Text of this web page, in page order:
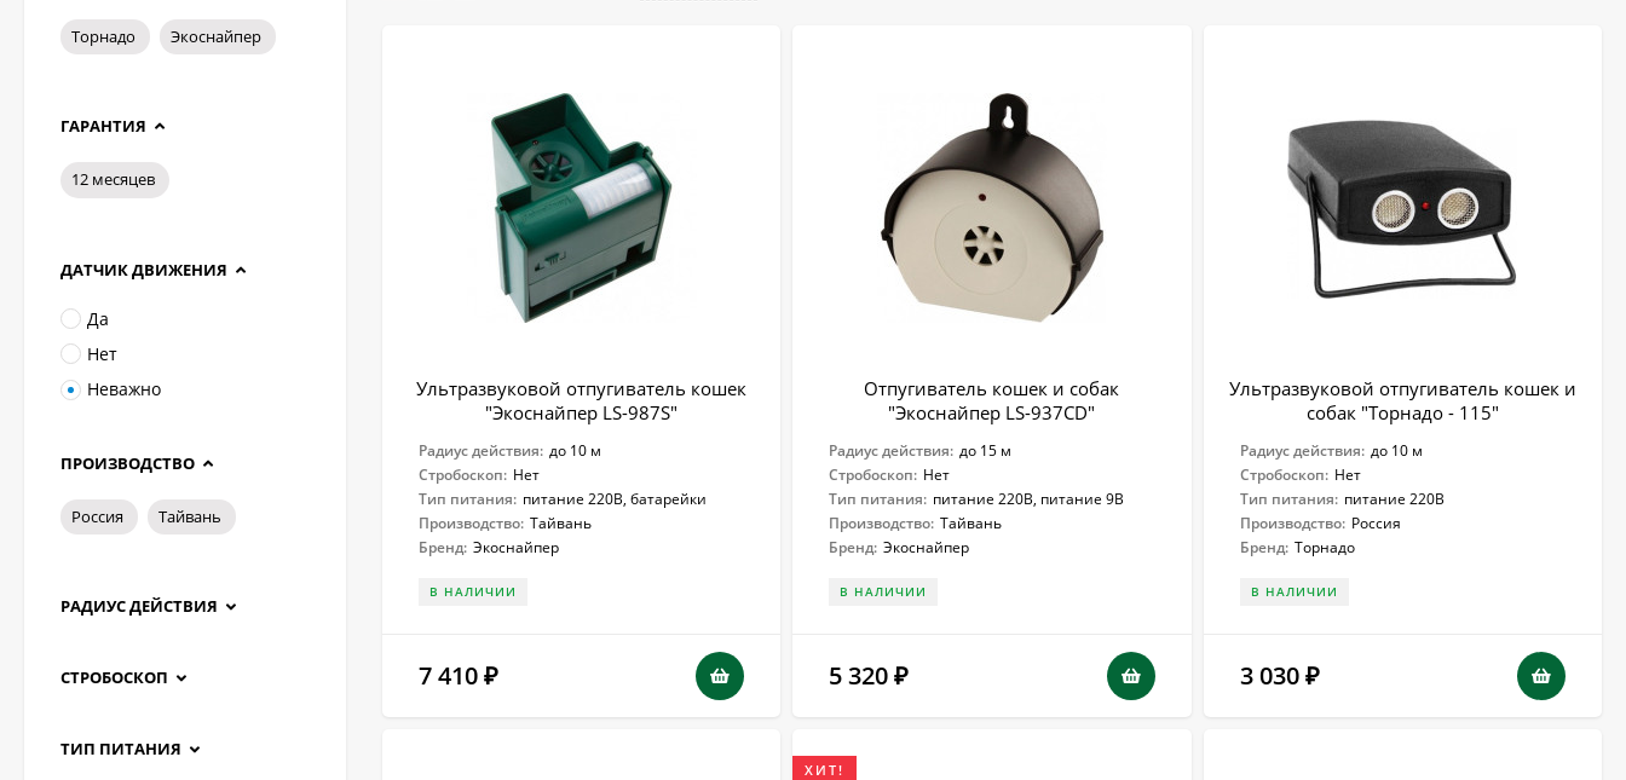
Ультразвуковой отпугиватель кошек
"Экоснайпер LS-987S"
Радиус действия: до 10 м
Стробоскоп: Нет
Тип питания: питание 220В, батарейки
Производство: Тайвань
Бренд: Экоснайпер
В НАЛИЧИИ
7 410 ₽
Отпугиватель кошек и собак
"Экоснайпер LS-937CD"
Радиус действия: до 15 м
Стробоскоп: Нет
Тип питания: питание 220В, питание 9В
Производство: Тайвань
Бренд: Экоснайпер
В НАЛИЧИИ
5 320₽
Ультразвуковой отпугиватель кошек и
собак "Торнадо - 115"
Радиус действия: до 10 м
Стробоскоп: Нет
Тип питания: питание 220В
Производство: Россия
Бренд: Торнадо
В НАЛИЧИИ
3 030 ₽
ХИТ!
Торнадо Экоснайпер
ГАРАНТИЯ
12 месяцев
ДАТЧИК ДВИЖЕНИЯ
Да
Нет
Неважно
ПРОИЗВОДСТВО
Россия Тайвань
РАДИУС ДЕЙСТВИЯ
СТРОБОСКОП
ТИП ПИТАНИЯ